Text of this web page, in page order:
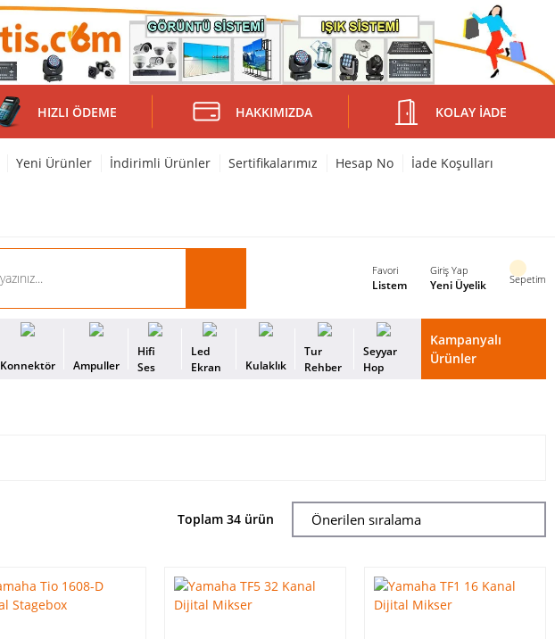
HIZLI ÖDEME HAKKIMIZDA KOLAY İADE
Yeni Ürünler İndirimli Ürünler Sertifikalarımız Hesap No İade Koşulları
Favori
Listem
Giriş Yap
Yeni Üyelik Sepetim
Konnektör Ampuller
Hifi
Ses
Led
Ekran
Kulaklık
Tur
Rehber
Seyyar
Hop
Kampanyalı
Ürünler
Toplam 34 ürün